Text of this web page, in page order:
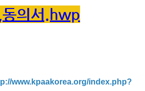
동의서.hwp
www.kpaakorea.org/index.php?